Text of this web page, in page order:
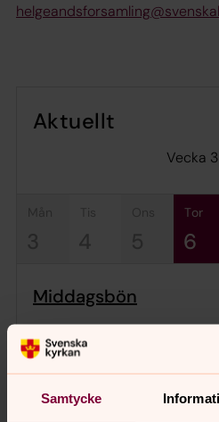
Samtycke
Aktuellt
Vecka
tis
4
tor
6
Middagsbön
Helgeandskyrkan